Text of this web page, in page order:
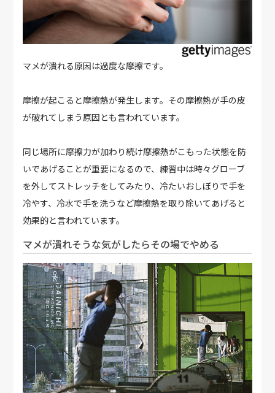
マメが潰れる原因は過度な摩擦です。
摩擦が起こると摩擦熱が発生します。その摩擦熱が手の皮
が破れてしまう原因とも言われています。
同じ場所に摩擦力が加わり続け摩擦熱がこもった状態を防
いであげることが重要になるので、練習中は時々グローブ
を外してストレッチをしてみたり、冷たいおしぼりで手を
冷やす、冷水で手を洗うなど摩擦熱を取り除いてあげると
効果的と言われています。
マメが潰れそうな気がしたらその場でやめる